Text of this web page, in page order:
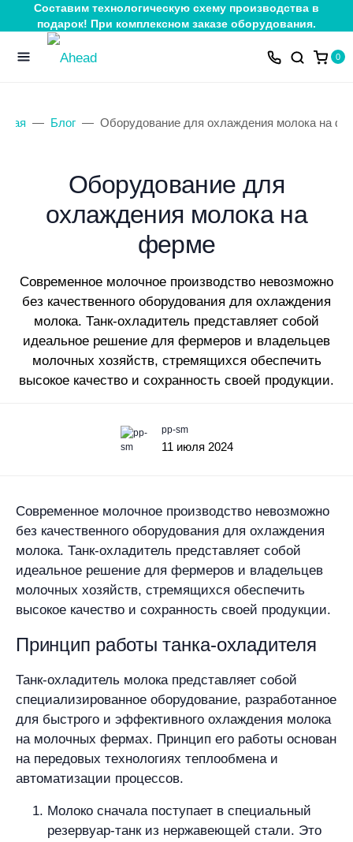
Составим технологическую схему производства в
подарок! При комплексном заказе оборудования.
0
Блог Оборудование для охлаждения молока на
Оборудование для
охлаждения молока на
ферме
Современное молочное производство невозможно
без качественного оборудования для охлаждения
молока. Танк-охладитель представляет собой
идеальное решение для фермеров и владельцев
молочных хозяйств, стремящихся обеспечить
высокое качество и сохранность своей продукции.
pp-sm
11 июля 2024
Современное молочное производство невозможно
без качественного оборудования для охлаждения
молока. Танк-охладитель представляет собой
идеальное решение для фермеров и владельцев
молочных хозяйств, стремящихся обеспечить
высокое качество и сохранность своей продукции.
Принцип работы танка-охладителя
Танк-охладитель молока представляет собой
специализированное оборудование, разработанное
для быстрого и эффективного охлаждения молока
на молочных фермах. Принцип его работы основан
на передовых технологиях теплообмена и
автоматизации процессов.
Молоко сначала поступает в специальный
резервуар-танк из нержавеющей стали. Это